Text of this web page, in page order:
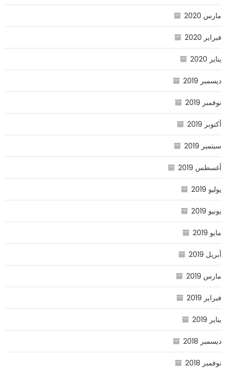
مارس 2020
فبراير 2020
يناير 2020
ديسمبر 2019
نوفمبر 2019
أكتوبر 2019
سبتمبر 2019
أغسطس 2019
يوليو 2019
يونيو 2019
مايو 2019
أبريل 2019
مارس 2019
فبراير 2019
يناير 2019
ديسمبر 2018
نوفمبر 2018